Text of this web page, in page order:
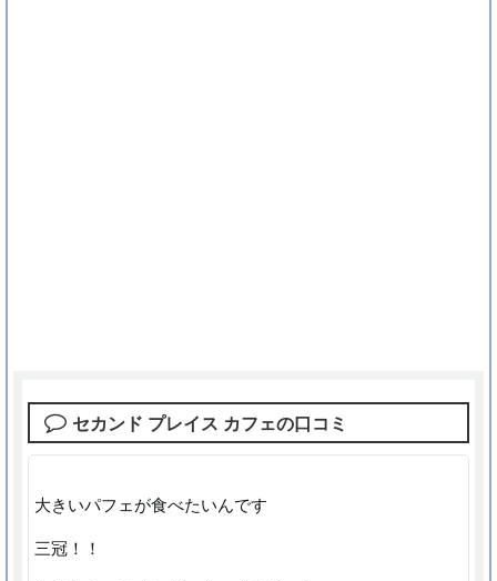
セカンド プレイス カフェの口コミ
大きいパフェが食べたいんです
三冠！！